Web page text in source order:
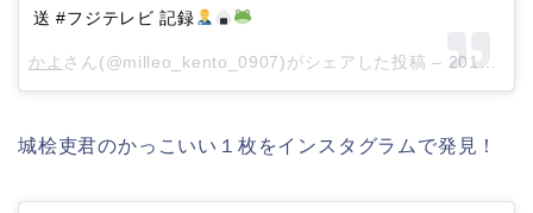
送 #フジテレビ 記録
かよ さん(@milleo_kento_0907)がシェアした投稿 – 2018年 8月月10日午後5時26分PDT
城桧吏君のかっこいい１枚をインスタグラムで発見！